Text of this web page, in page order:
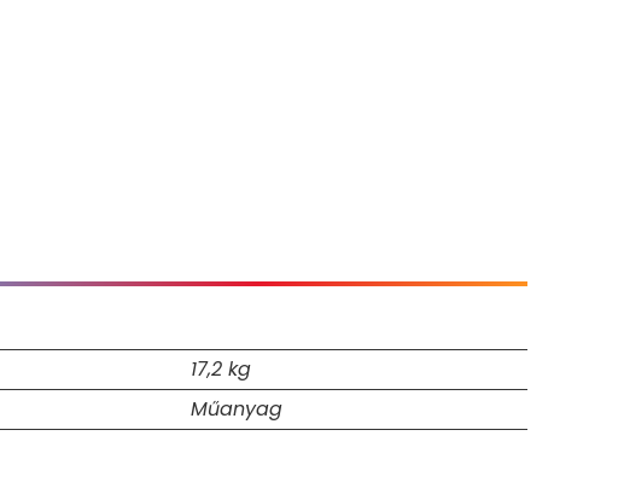
17,2 kg
Műanyag